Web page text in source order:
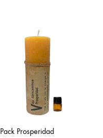
Pack Prosperidad